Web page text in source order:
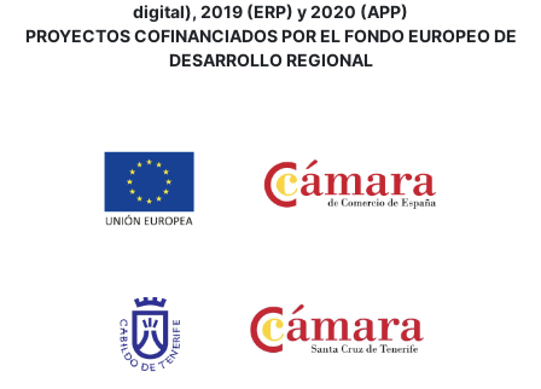
digital), 2019 (ERP) y 2020 (APP)
PROYECTOS COFINANCIADOS POR EL FONDO EUROPEO DE
DESARROLLO REGIONAL